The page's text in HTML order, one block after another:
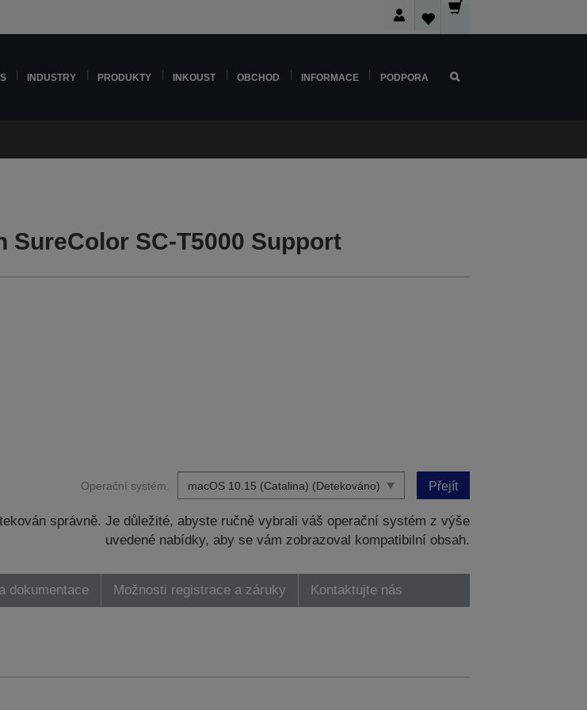
INDUSTRY PRODUKTY INKOUST OBCHOD INFORMACE PODPORA
SureColor SC-T5000 Support
Operační systém: Přejít
správně. Je důležité, abyste ručně vybrali váš operační systém z výše
uvedené nabídky, aby se vám zobrazoval kompatibilní obsah.
dokumentace Možnosti registrace a záruky Kontaktujte nás